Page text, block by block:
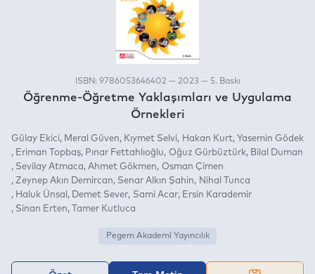
ISBN: 9786053646402 — 2023 — 5. Baskı
Öğrenme-Öğretme Yaklaşımları ve Uygulama
Örnekleri
Gülay Ekici Meral Güven Kıymet Selvi Hakan Kurt Yasemin Gödek
Eriman Topbaş
Pınar Fettahlıoğlu Oğuz Gürbüztürk
Bilal Duman
Sevilay Atmaca Ahmet Gökmen
Osman Çimen
Zeynep Akın Demircan
Senar Alkın Şahin
Nihal Tunca
Haluk Ünsal
Demet Sever Sami Acar
Ersin Karademir
Sinan Erten
Tamer Kutluca
Pegem Akademi Yayıncılık